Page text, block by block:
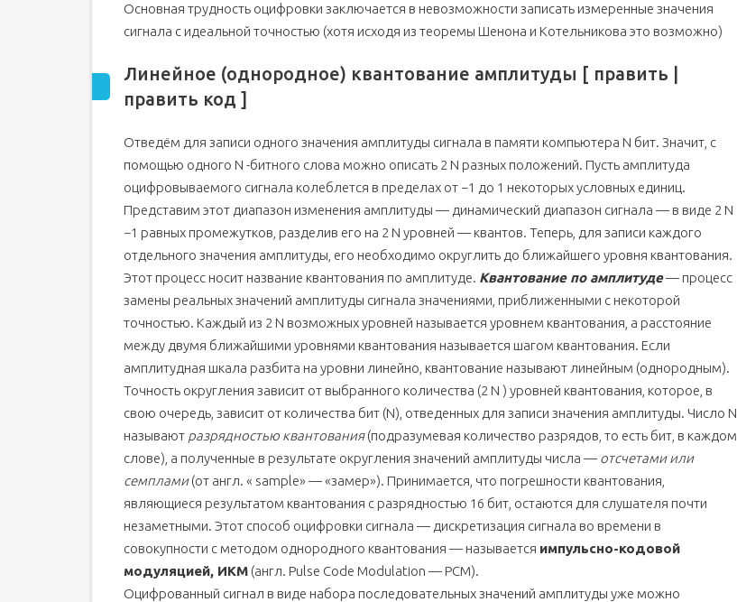
Основная трудность оцифровки заключается в невозможности записать измеренные значения
сигнала с идеальной точностью (хотя исходя из теоремы Шенона и Котельникова это возможно)
Линейное (однородное) квантование амплитуды [ править |
править код ]
Отведём для записи одного значения амплитуды сигнала в памяти компьютера N бит. Значит, с
помощью одного N -битного слова можно описать 2 N разных положений. Пусть амплитуда
оцифровываемого сигнала колеблется в пределах от −1 до 1 некоторых условных единиц.
Представим этот диапазон изменения амплитуды — динамический диапазон сигнала — в виде 2 N
−1 равных промежутков, разделив его на 2 N уровней — квантов. Теперь, для записи каждого
отдельного значения амплитуды, его необходимо округлить до ближайшего уровня квантования.
Этот процесс носит название квантования по амплитуде. Квантование по амплитуде— процесс
замены реальных значений амплитуды сигнала значениями, приближенными с некоторой
точностью. Каждый из 2 N возможных уровней называется уровнем квантования, а расстояние
между двумя ближайшими уровнями квантования называется шагом квантования. Если
амплитудная шкала разбита на уровни линейно, квантование называют линейным (однородным).
Точность округления зависит от выбранного количества (2 N ) уровней квантования, которое, в
свою очередь, зависит от количества бит (N), отведенных для записи значения амплитуды. Число N
называют разрядностью квантования(подразумевая количество разрядов, то есть бит, в каждом
слове), а полученные в результате округления значений амплитуды числа — отсчетами или
семплами(от англ. « sample» — «замер»). Принимается, что погрешности квантования,
являющиеся результатом квантования с разрядностью 16 бит, остаются для слушателя почти
незаметными. Этот способ оцифровки сигнала — дискретизация сигнала во времени в
совокупности с методом однородного квантования — называется импульсно-кодовой
модуляцией, ИКМ (англ. Pulse Code Modulation — PCM).
Оцифрованный сигнал в виде набора последовательных значений амплитуды уже можно